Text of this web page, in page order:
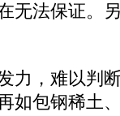
无法保证。
，难以判
如包钢稀土